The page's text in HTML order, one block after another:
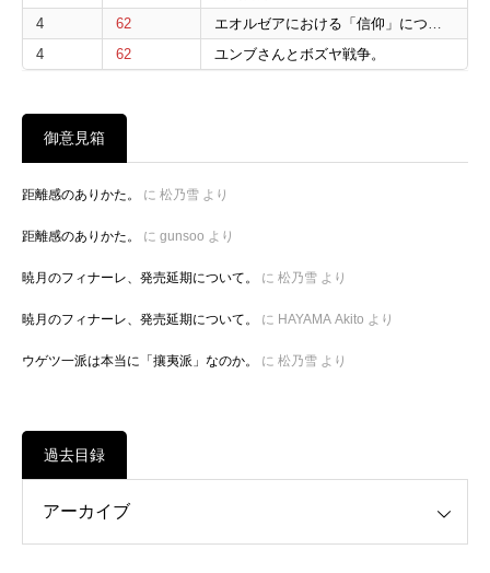
4
62
エオルゼアにおける「信仰」について。
4
62 ユンブさんとボズヤ戦争。
御意見箱
距離感のありかた。 に 松乃雪 より
距離感のありかた。 に gunsoo より
暁月のフィナーレ、発売延期について。 に 松乃雪 より
暁月のフィナーレ、発売延期について。 に HAYAMA Akito より
ウゲツ一派は本当に「攘夷派」なのか。 に 松乃雪 より
過去目録